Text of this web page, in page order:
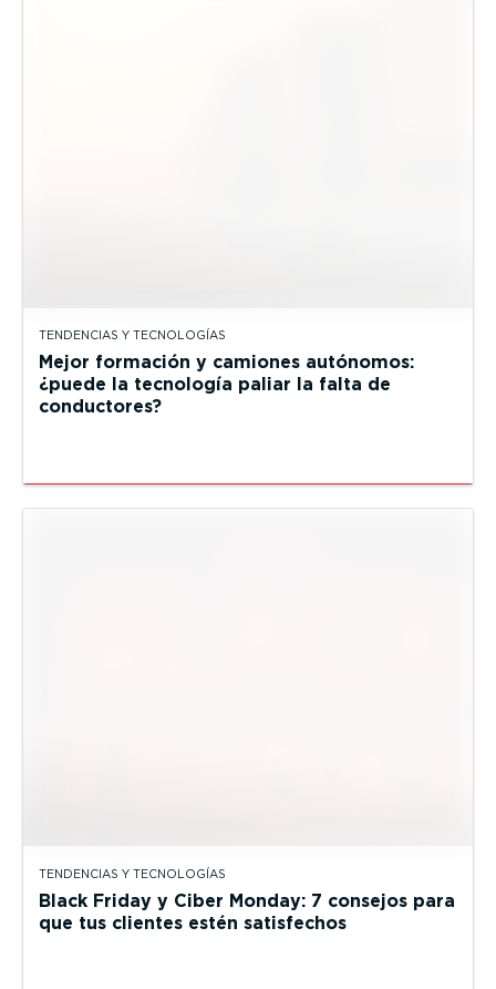
TENDENCIAS Y TECNOLOGÍAS
Mejor formación y camiones autónomos:
¿puede la tecnología paliar la falta de
conductores?
TENDENCIAS Y TECNOLOGÍAS
Black Friday y Ciber Monday: 7 consejos para
que tus clientes estén satisfechos